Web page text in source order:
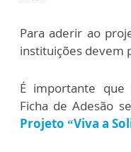
Para aderir ao
instituições devem
É importante
Ficha de Adesão
Projeto “Viva a